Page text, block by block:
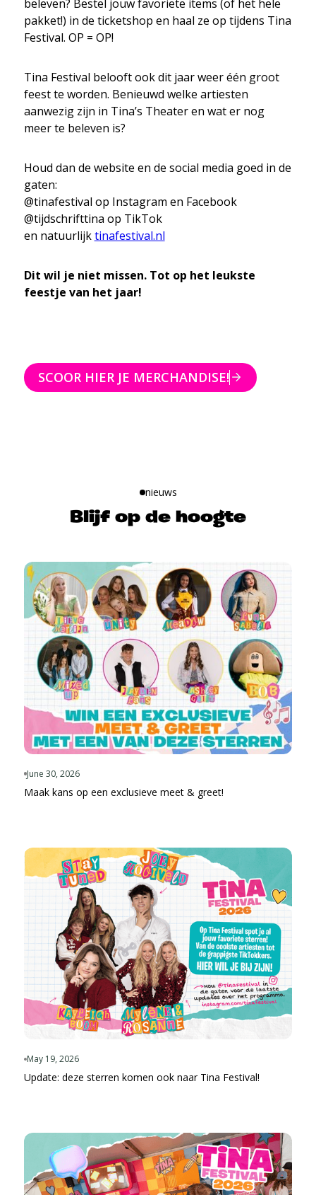
beleven? Bestel jouw favoriete items (of het hele
pakket!) in de ticketshop en haal ze op tijdens Tina
Festival. OP = OP!
Tina Festival belooft ook dit jaar weer één groot
feest te worden. Benieuwd welke artiesten
aanwezig zijn in Tina’s Theater en wat er nog
meer te beleven is?
Houd dan de website en de social media goed in de
gaten:
@tinafestival op Instagram en Facebook
@tijdschrifttina op TikTok
en natuurlijktinafestival.nl
Dit wil je niet missen. Tot op het leukste
feestje van het jaar!
SCOOR HIER JE MERCHANDISE!
nieuws
Blijf op de hoogte
June 30, 2026
Maak kans op een exclusieve meet & greet!
May 19, 2026
Update: deze sterren komen ook naar Tina Festival!